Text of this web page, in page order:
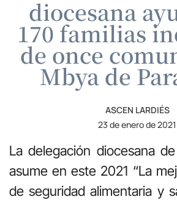
diocesana
170 familias
de once
Mbya de
ASCEN LARDIÉS
23 de enero de 2021
La delegación diocesana
asume en este 2021 “La
de seguridad alimentaria y